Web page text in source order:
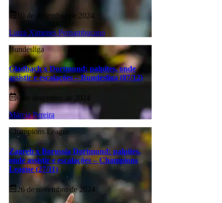
10 de dezembro de 2024
Luiza Ximenes Pernambucano
Bundesliga
Gladbach x Dortmund: palpites, onde
assistir e escalações – Bundesliga (07/12)
6 de dezembro de 2024
Márcia Pereira
Champions League
Zagreb x Borussia Dortmund: palpites,
onde assistir e escalações – Champions
League (27/11)
26 de novembro de 2024